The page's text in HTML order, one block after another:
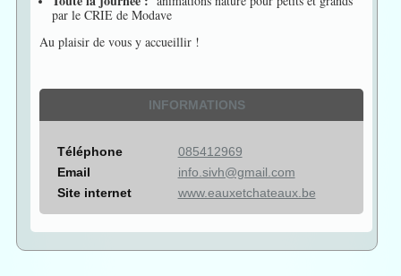
par le CRIE de Modave
Au plaisir de vous y accueillir !
INFORMATIONS
Téléphone
085412969
Email
info.sivh@gmail.com
Site internet
www.eauxetchateaux.be